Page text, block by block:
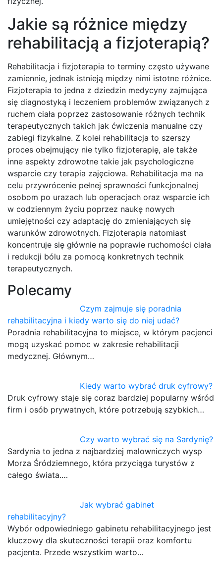
Jakie są różnice między
rehabilitacją a fizjoterapią?
Rehabilitacja i fizjoterapia to terminy często używane
zamiennie, jednak istnieją między nimi istotne różnice.
Fizjoterapia to jedna z dziedzin medycyny zajmująca
się diagnostyką i leczeniem problemów związanych z
ruchem ciała poprzez zastosowanie różnych technik
terapeutycznych takich jak ćwiczenia manualne czy
zabiegi fizykalne. Z kolei rehabilitacja to szerszy
proces obejmujący nie tylko fizjoterapię, ale także
inne aspekty zdrowotne takie jak psychologiczne
wsparcie czy terapia zajęciowa. Rehabilitacja ma na
celu przywrócenie pełnej sprawności funkcjonalnej
osobom po urazach lub operacjach oraz wsparcie ich
w codziennym życiu poprzez naukę nowych
umiejętności czy adaptację do zmieniających się
warunków zdrowotnych. Fizjoterapia natomiast
koncentruje się głównie na poprawie ruchomości ciała
i redukcji bólu za pomocą konkretnych technik
terapeutycznych.
Polecamy
Czym zajmuje się poradnia
rehabilitacyjna i kiedy warto się do niej udać?
Poradnia rehabilitacyjna to miejsce, w którym pacjenci
mogą uzyskać pomoc w zakresie rehabilitacji
medycznej. Głównym…
Kiedy warto wybrać druk cyfrowy?
Druk cyfrowy staje się coraz bardziej popularny wśród
firm i osób prywatnych, które potrzebują szybkich…
Czy warto wybrać się na Sardynię?
Sardynia to jedna z najbardziej malowniczych wysp
Morza Śródziemnego, która przyciąga turystów z
całego świata.…
Jak wybrać gabinet
rehabilitacyjny?
Wybór odpowiedniego gabinetu rehabilitacyjnego jest
kluczowy dla skuteczności terapii oraz komfortu
pacjenta. Przede wszystkim warto…